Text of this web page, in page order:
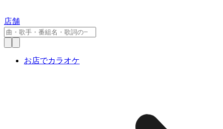
店舗
お店でカラオケ